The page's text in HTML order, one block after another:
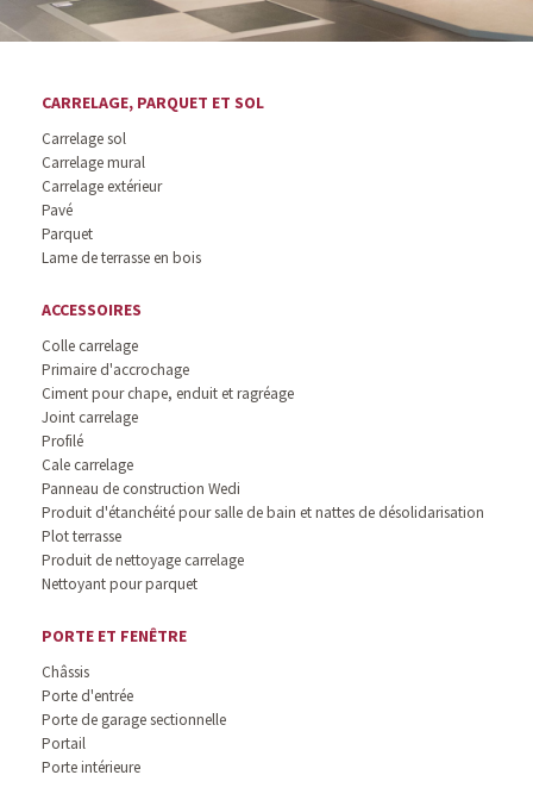
CARRELAGE, PARQUET ET SOL
Carrelage sol
Carrelage mural
Carrelage extérieur
Pavé
Parquet
Lame de terrasse en bois
ACCESSOIRES
Colle carrelage
Primaire d'accrochage
Ciment pour chape, enduit et ragréage
Joint carrelage
Profilé
Cale carrelage
Panneau de construction Wedi
Produit d'étanchéité pour salle de bain et nattes de désolidarisation
Plot terrasse
Produit de nettoyage carrelage
Nettoyant pour parquet
PORTE ET FENÊTRE
Châssis
Porte d'entrée
Porte de garage sectionnelle
Portail
Porte intérieure